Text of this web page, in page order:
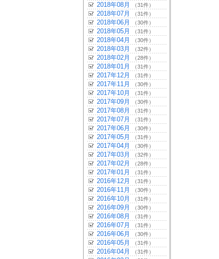
2018年08月 （31件）
2018年07月 （31件）
2018年06月 （30件）
2018年05月 （31件）
2018年04月 （30件）
2018年03月 （32件）
2018年02月 （28件）
2018年01月 （31件）
2017年12月 （31件）
2017年11月 （30件）
2017年10月 （31件）
2017年09月 （30件）
2017年08月 （31件）
2017年07月 （31件）
2017年06月 （30件）
2017年05月 （31件）
2017年04月 （30件）
2017年03月 （32件）
2017年02月 （28件）
2017年01月 （31件）
2016年12月 （31件）
2016年11月 （30件）
2016年10月 （31件）
2016年09月 （30件）
2016年08月 （31件）
2016年07月 （31件）
2016年06月 （30件）
2016年05月 （31件）
2016年04月 （31件）